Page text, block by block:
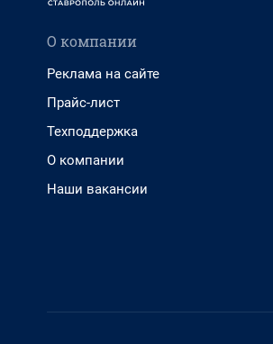
О компании
Реклама на сайте
Прайс-лист
Техподдержка
О компании
Наши вакансии